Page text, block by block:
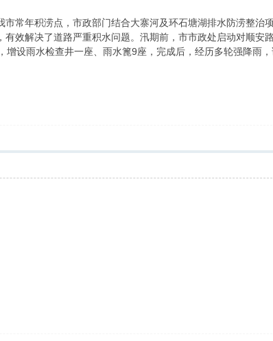
常年积涝点，市政部门结合大寨河及环石塘湖排水防涝整治
效解决了道路严重积水问题。汛期前，市市政处启动对顺安
设雨水检查井一座、雨水篦9座，完成后，经历多轮强降雨